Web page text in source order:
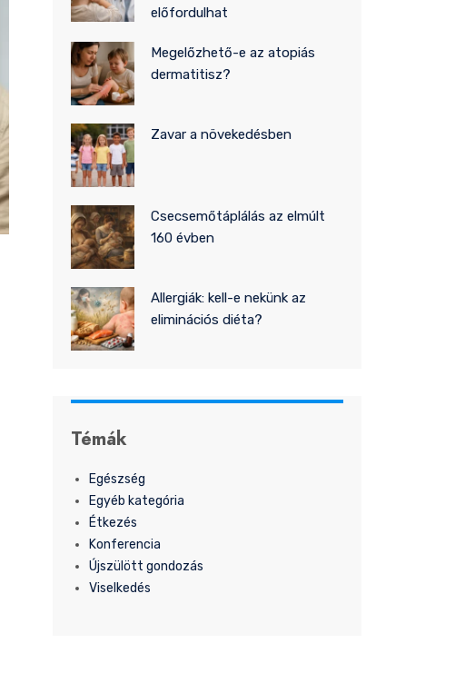
előfordulhat
Megelőzhető-e az atopiás
dermatitisz?
Zavar a növekedésben
Csecsemőtáplálás az elmúlt
160 évben
Allergiák: kell-e nekünk az
eliminációs diéta?
Témák
Egészség
Egyéb kategória
Étkezés
Konferencia
Újszülött gondozás
Viselkedés